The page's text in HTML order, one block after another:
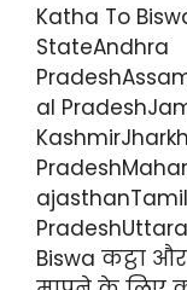
Katha To
StateAndhra
al
Biswa कट्ठा